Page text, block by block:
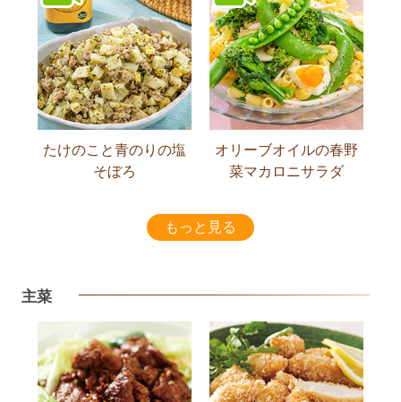
たけのこと青のりの塩
そぼろ
オリーブオイルの春野
菜マカロニサラダ
もっと見る
主菜